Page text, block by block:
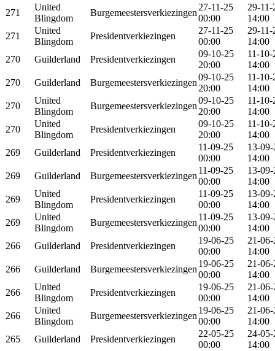
271
United
Blingdom
Burgemeestersverkiezingen
27-11-25
00:00
29-11-
14:00
271
United
Blingdom
Presidentverkiezingen
27-11-25
00:00
29-11-
14:00
270
Guilderland Presidentverkiezingen
09-10-25
20:00
11-10-
14:00
270
Guilderland Burgemeestersverkiezingen
09-10-25
20:00
11-10-
14:00
270
United
Blingdom
Burgemeestersverkiezingen
09-10-25
20:00
11-10-
14:00
270
United
Blingdom
Presidentverkiezingen
09-10-25
20:00
11-10-
14:00
269
Guilderland Presidentverkiezingen
11-09-25
00:00
13-09-
14:00
269
Guilderland Burgemeestersverkiezingen
11-09-25
00:00
13-09-
14:00
269
United
Blingdom
Presidentverkiezingen
11-09-25
00:00
13-09-
14:00
269
United
Blingdom
Burgemeestersverkiezingen
11-09-25
00:00
13-09-
14:00
266
Guilderland Presidentverkiezingen
19-06-25
00:00
21-06-
14:00
266
Guilderland Burgemeestersverkiezingen
19-06-25
00:00
21-06-
14:00
266
United
Blingdom
Presidentverkiezingen
19-06-25
00:00
21-06-
14:00
266
United
Blingdom
Burgemeestersverkiezingen
19-06-25
00:00
21-06-
14:00
265
Guilderland Presidentverkiezingen
22-05-25
00:00
24-05-
14:00